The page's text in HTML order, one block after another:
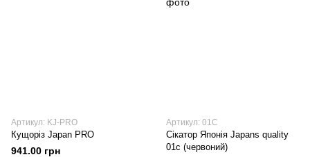
Артикул: KJ-PRO
Кущоріз Japan PRO
941.00 грн
Артикул: 01C
Сікатор Японія Japans quality
01c (червоний)